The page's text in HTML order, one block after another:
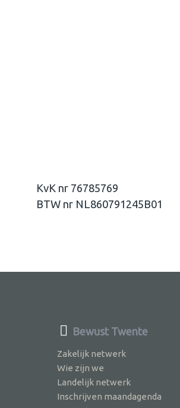
KvK nr 76785769
BTW nr NL860791245B01
Bewust Twente
Zakelijk netwerk
Wie zijn we
Landelijk netwerk
Inschrijven maandagenda